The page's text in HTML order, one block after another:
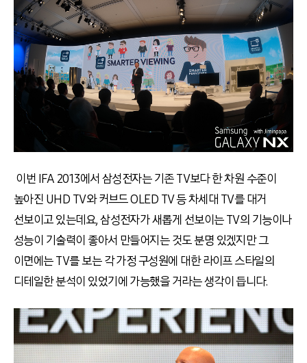
이번 IFA 2013에서 삼성전자는 기존 TV보다 한 차원 수준이
높아진 UHD TV와 커브드 OLED TV 등 차세대 TV를 대거
선보이고 있는데요, 삼성전자가 새롭게 선보이는 TV의 기능이나
성능이 기술력이 좋아서 만들어지는 것도 분명 있겠지만 그
이면에는 TV를 보는 각 가정 구성원에 대한 라이프 스타일의
디테일한 분석이 있었기에 가능했을 거라는 생각이 듭니다.